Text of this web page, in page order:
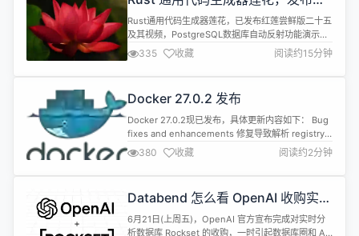
值，并将继续以...
莲尝鲜版二十五及其视频，
PostgreSQL 数据库自动反射功能演
示
Rust通用代码生成器莲花，已发布红莲尝鲜版二十五
及其视频，PostgreSQL数据库自动反射功能演示。
视频请见：
https://www.bilibili.com/video/BV1bZ421M75E/
此版本完善了PostgreSQL数据库自动反射功能。完
善了多对多候选叠加时的语法检查。 Rust 通用代...
335 收藏 阅读约15分钟
Docker 27.0.2 发布
Docker 27.0.2现已发布，具体更新内容如下： Bug
fixes and enhancements 修复导致解析 registry
URL 时忽略 port numbers 的回归问题。
docker/cli#5197,docker/cli#5198 Removed
api/types：弃用ContainerJSONBase.Node字段和
380 收藏 阅读约2分钟
Databend 怎么看 OpenAI 收购实时
数仓 Rockset？
6月21日(上周五)，OpenAI 官方宣布完成对实时分
析数据库 Rockset 的收购，一时引起数据库圈和 AI